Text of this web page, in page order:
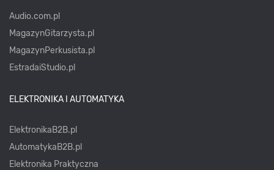
Audio.com.pl
MagazynGitarzysta.pl
MagazynPerkusista.pl
EstradaiStudio.pl
ELEKTRONIKA I AUTOMATYKA
ElektronikaB2B.pl
AutomatykaB2B.pl
Elektronika Praktyczna